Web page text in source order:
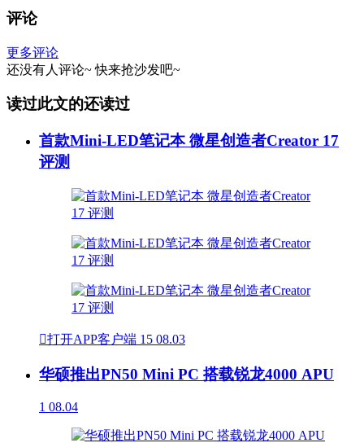
评论
更多评论
还没有人评论~ 快来抢沙发吧~
读过此文的还读过
首款Mini-LED笔记本 微星创造者Creator 17
评测
打开APP客户端 15 08.03
华硕推出PN50 Mini PC 搭载锐龙4000 APU
1 08.04